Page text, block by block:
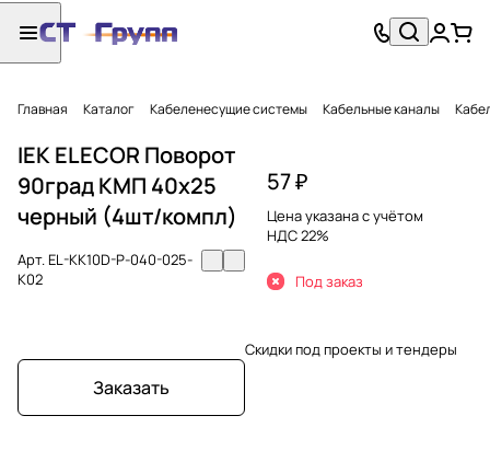
Главная Каталог Кабеленесущие системы Кабельные каналы
IEK ELECOR Поворот
90град КМП 40х25
черный (4шт/компл)
Арт.EL-KK10D-P-040-025-
K02
Заказать
57 ₽
Цена указана с учётом
НДС 22%
Под заказ
Скидки под проекты и тендеры